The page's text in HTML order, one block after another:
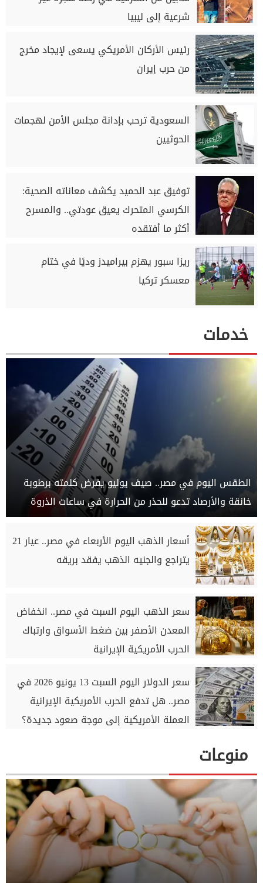
شرعية إلى ليبيا
رئيس الأركان الأمريكي يسعى لإيجاد مخرج
من حرب إيران
السعودية ترحب بإدانة مجلس الأمن لهجمات
الحوثيين
توفيق عبد الحميد يكشف معاناته الصحية:
الكرسي المتحرك يعيق عودتي.. والمسرح
أكثر ما أفتقده
ريزا سبور يهزم بيراميدز وديًا في ختام
معسكر تركيا
خدمات
الطقس اليوم في مصر.. صيف يوليو يفرض كلمته برطوبة
خانقة والأرصاد تدعو للحذر من الحرارة في ساعات الذروة
أسعار الذهب اليوم الأربعاء في مصر.. عيار 21
يتراجع والجنيه الذهب يفقد بريقه
سعر الذهب اليوم السبت في مصر.. انخفاض
المعدن الأصفر بين ضغط الأسواق وارتباك
الحرب الأمريكية الإيرانية
سعر الدولار اليوم السبت 13 يونيو 2026 في
مصر.. هل تدفع الحرب الأمريكية الإيرانية
العملة الأمريكية إلى موجة صعود جديدة؟
منوعات